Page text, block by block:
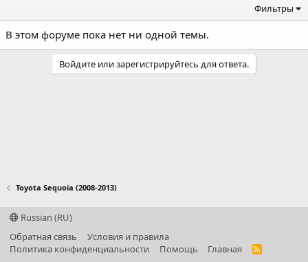
Фильтры
В этом форуме пока нет ни одной темы.
Войдите или зарегистрируйтесь для ответа.
Toyota Sequoia (2008-2013)
Russian (RU)
Обратная связь
Условия и правила
Политика конфиденциальности
Помощь Главная
R